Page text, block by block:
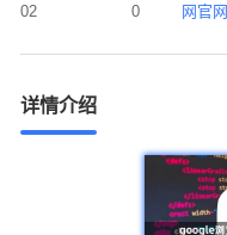
02
0
网官网
详情介绍